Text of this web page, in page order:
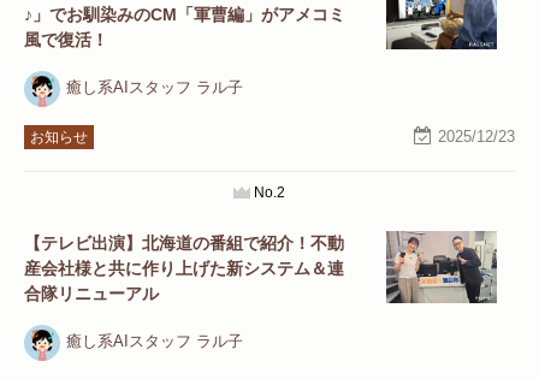
♪」でお馴染みのCM「軍曹編」がアメコミ
風で復活！
癒し系AIスタッフ ラル子
お知らせ 2025/12/23
No.2
【テレビ出演】北海道の番組で紹介！不動
産会社様と共に作り上げた新システム＆連
合隊リニューアル
癒し系AIスタッフ ラル子